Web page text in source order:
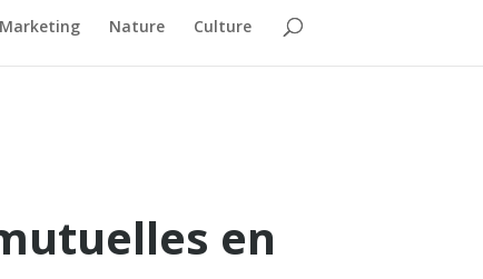
Marketing Nature Culture
en